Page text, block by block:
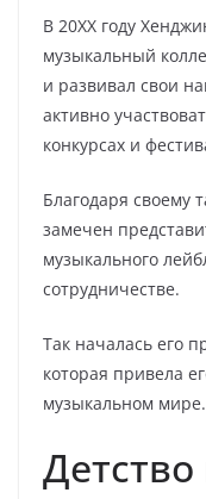
В 20XX году
музыкальный
и развивал свои
активно
конкурсах и
Благодаря своему
замечен
музыкального
сотрудничестве.
Так началась его
которая привела
музыкальном мире.